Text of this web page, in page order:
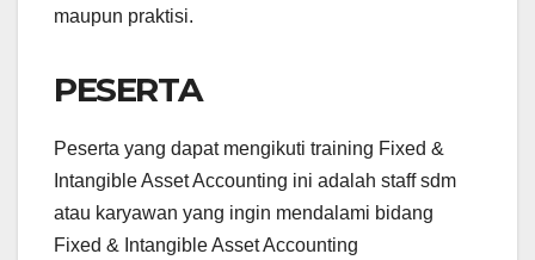
maupun praktisi.
PESERTA
Peserta yang dapat mengikuti training Fixed &
Intangible Asset Accounting ini adalah staff sdm
atau karyawan yang ingin mendalami bidang
Fixed & Intangible Asset Accounting